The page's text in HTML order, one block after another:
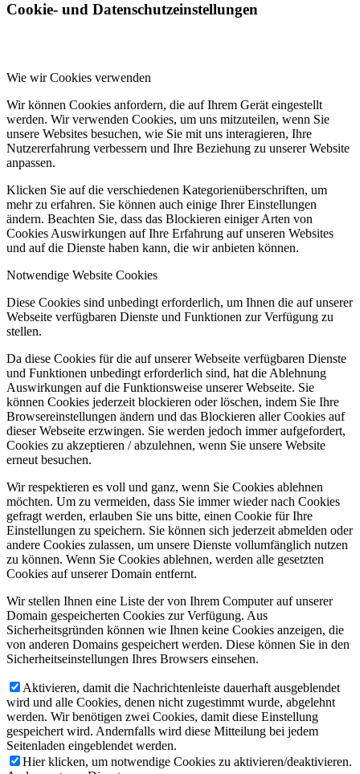
Cookie- und Datenschutzeinstellungen
Wie wir Cookies verwenden
Wir können Cookies anfordern, die auf Ihrem Gerät eingestellt
werden. Wir verwenden Cookies, um uns mitzuteilen, wenn Sie
unsere Websites besuchen, wie Sie mit uns interagieren, Ihre
Nutzererfahrung verbessern und Ihre Beziehung zu unserer Website
anpassen.
Klicken Sie auf die verschiedenen Kategorienüberschriften, um
mehr zu erfahren. Sie können auch einige Ihrer Einstellungen
ändern. Beachten Sie, dass das Blockieren einiger Arten von
Cookies Auswirkungen auf Ihre Erfahrung auf unseren Websites
und auf die Dienste haben kann, die wir anbieten können.
Notwendige Website Cookies
Diese Cookies sind unbedingt erforderlich, um Ihnen die auf unserer
Webseite verfügbaren Dienste und Funktionen zur Verfügung zu
stellen.
Da diese Cookies für die auf unserer Webseite verfügbaren Dienste
und Funktionen unbedingt erforderlich sind, hat die Ablehnung
Auswirkungen auf die Funktionsweise unserer Webseite. Sie
können Cookies jederzeit blockieren oder löschen, indem Sie Ihre
Browsereinstellungen ändern und das Blockieren aller Cookies auf
dieser Webseite erzwingen. Sie werden jedoch immer aufgefordert,
Cookies zu akzeptieren / abzulehnen, wenn Sie unsere Website
erneut besuchen.
Wir respektieren es voll und ganz, wenn Sie Cookies ablehnen
möchten. Um zu vermeiden, dass Sie immer wieder nach Cookies
gefragt werden, erlauben Sie uns bitte, einen Cookie für Ihre
Einstellungen zu speichern. Sie können sich jederzeit abmelden oder
andere Cookies zulassen, um unsere Dienste vollumfänglich nutzen
zu können. Wenn Sie Cookies ablehnen, werden alle gesetzten
Cookies auf unserer Domain entfernt.
Wir stellen Ihnen eine Liste der von Ihrem Computer auf unserer
Domain gespeicherten Cookies zur Verfügung. Aus
Sicherheitsgründen können wie Ihnen keine Cookies anzeigen, die
von anderen Domains gespeichert werden. Diese können Sie in den
Sicherheitseinstellungen Ihres Browsers einsehen.
Aktivieren, damit die Nachrichtenleiste dauerhaft ausgeblendet
wird und alle Cookies, denen nicht zugestimmt wurde, abgelehnt
werden. Wir benötigen zwei Cookies, damit diese Einstellung
gespeichert wird. Andernfalls wird diese Mitteilung bei jedem
Seitenladen eingeblendet werden.
Hier klicken, um notwendige Cookies zu aktivieren/deaktivieren.